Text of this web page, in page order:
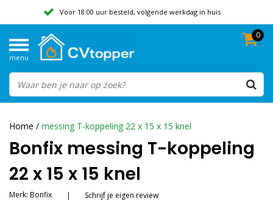
Voor 18:00 uur besteld, volgende werkdag in huis
Beoordeeld met een 9,8
menu
0
Home / messing T-koppeling 22 x 15 x 15 knel
Bonfix messing T-koppeling
22 x 15 x 15 knel
Merk: Bonfix | Schrijf je eigen review